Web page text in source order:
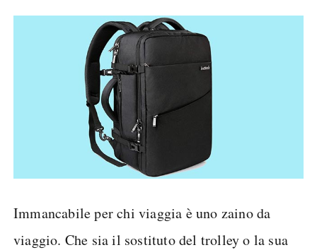
Immancabile per chi viaggia è uno zaino da
viaggio. Che sia il sostituto del trolley o la sua